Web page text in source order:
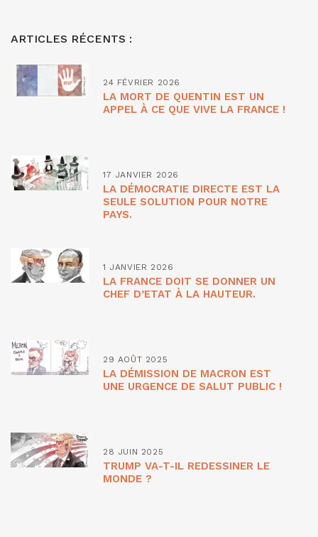
ARTICLES RÉCENTS :
24 FÉVRIER 2026
LA MORT DE QUENTIN EST UN
APPEL À CE QUE VIVE LA FRANCE !
17 JANVIER 2026
LA DÉMOCRATIE DIRECTE EST LA
SEULE SOLUTION POUR NOTRE
PAYS.
1 JANVIER 2026
LA FRANCE DOIT SE DONNER UN
CHEF D’ETAT À LA HAUTEUR.
29 AOÛT 2025
LA DÉMISSION DE MACRON EST
UNE URGENCE DE SALUT PUBLIC !
28 JUIN 2025
TRUMP VA-T-IL REDESSINER LE
MONDE ?